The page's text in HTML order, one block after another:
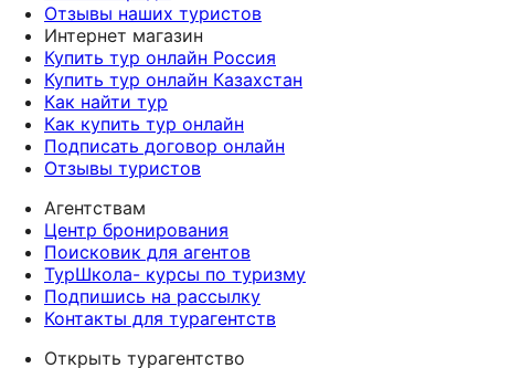
Отзывы наших туристов
Интернет магазин
Купить тур онлайн Россия
Купить тур онлайн Казахстан
Как найти тур
Как купить тур онлайн
Подписать договор онлайн
Отзывы туристов
Агентствам
Центр бронирования
Поисковик для агентов
ТурШкола- курсы по туризму
Подпишись на рассылку
Контакты для турагентств
Открыть турагентство